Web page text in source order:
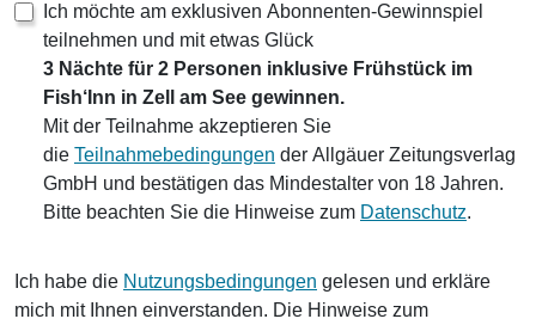
Ich möchte am exklusiven Abonnenten-Gewinnspiel
teilnehmen und mit etwas Glück
3 Nächte für 2 Personen inklusive Frühstück im
Fish‘Inn in Zell am See gewinnen.
Mit der Teilnahme akzeptieren Sie
die Teilnahmebedingungen der Allgäuer Zeitungsverlag
GmbH und bestätigen das Mindestalter von 18 Jahren.
Bitte beachten Sie die Hinweise zum Datenschutz.
Ich habe die Nutzungsbedingungen gelesen und erkläre
mich mit Ihnen einverstanden. Die Hinweise zum